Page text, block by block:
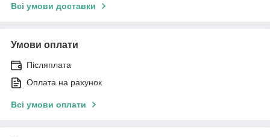
Всі умови доставки
Умови оплати
Післяплата
Оплата на рахунок
Всі умови оплати